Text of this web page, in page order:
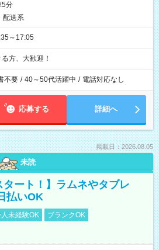
5分
配送系
～17:05
方、大歓迎！
不要 / 40～50代活躍中 / 電話対応なし
応募する 詳細へ
掲載日：2026.08.05
未読
タート！】ラムネやタブレ
払いOK
未経験OK
ブランクOK